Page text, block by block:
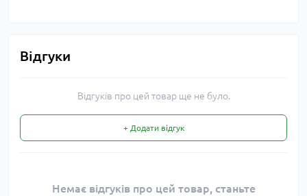
Відгуки
Відгуків про цей товар ще не було.
+ Додати відгук
Немає відгуків про цей товар, станьте